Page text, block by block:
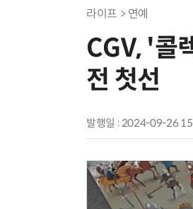
라이프 > 연예
CGV, '콜
전 첫선
발행일 : 2024-09-26